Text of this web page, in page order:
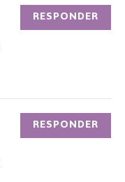
RESPONDER
RESPONDER